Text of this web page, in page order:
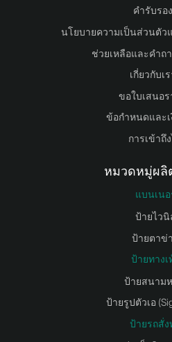
คำรับรอง
นโยบายความเป็นส่วนตัว
ช่วยเหลือและคำถ
เกี่ยวกับเ
ขอใบเสนอร
ข้อกำหนดและ
การเข้าถึ
หมวดหมู่ผ
แบนเนอ
ป้ายไวนิ
ป้ายตาข่
ป้ายทางเ
ป้ายสนาม
ป้ายรูปตัวเอ
ป้ายรถสั่ง